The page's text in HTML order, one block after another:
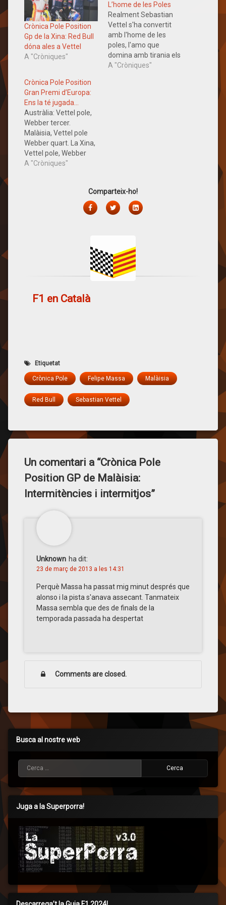
Crònica Pole Position
Gp de la Xina: Red Bull
dóna ales a Vettel
A "Cròniques"
L’home de les Poles
Realment Sebastian
Vettel s'ha convertit
amb l'home de les
poles, l'amo que
domina amb tirania els
dissabtes sense deixar
A "Cròniques"
Crònica Pole Position
Gran Premi d’Europa:
Ens la té jugada…
Austràlia: Vettel pole,
Webber tercer.
Malàisia, Vettel pole
Webber quart. La Xina,
Vettel pole, Webber
surt el 18. Turquia,
l'excepció, Webber surt
A "Cròniques"
Comparteix-ho!
FacebookTwitterLinkedIn
F1 en Català
Etiquetat
Crònica Pole Felipe Massa Malàisia
Red Bull Sebastian Vettel
Un comentari a “Crònica Pole
Position GP de Malàisia:
Intermitències i intermitjos”
Unknown ha dit:
23 de març de 2013 a les 14:31
Perquè Massa ha passat mig minut després que
alonso i la pista s'anava assecant. Tanmateix
Massa sembla que des de finals de la
temporada passada ha despertat
Comments are closed.
Busca al nostre web
Juga a la Superporra!